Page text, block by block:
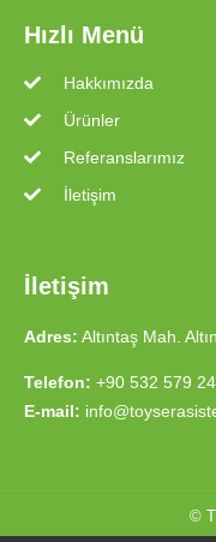
Hızlı Menü
Hakkımızda
Ürünler
Referanslarımız
İletişim
İletişim
Adres: Altıntaş Mah.
Telefon: +90 532 579
E-mail:
©